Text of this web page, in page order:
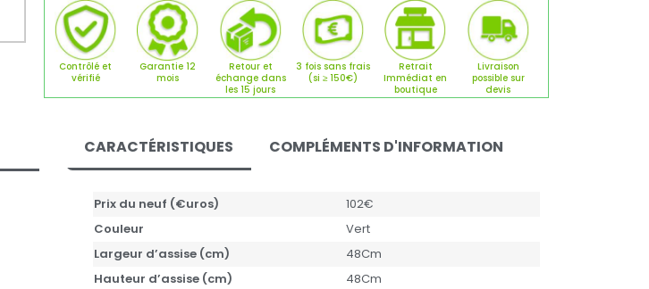
Contrôlé et
vérifié
Garantie 12
mois
Retour et
échange dans
les 15 jours
3 fois sans frais
(si ≥ 150€)
Retrait
Immédiat en
boutique
Livraison
possible sur
devis
CARACTÉRISTIQUES COMPLÉMENTS D'INFORMATION
Prix du neuf (€uros)
102€
Couleur
Vert
Largeur d’assise (cm)
48Cm
Hauteur d’assise (cm)
48Cm